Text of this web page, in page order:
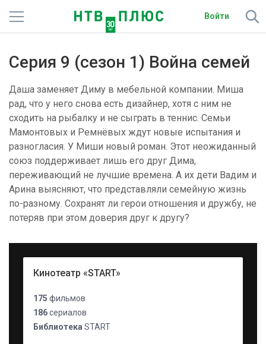
Войти
Фильмы и сериалы
Спорт
Подписки
Радио
Спутниковым абонентам
О сайте
Активировать промокод
Серия 9 (сезон 1) Война семей
Даша заменяет Диму в мебельной компании. Миша
рад, что у него снова есть дизайнер, хотя с ним не
сходить на рыбалку и не сыграть в теннис. Семьи
Мамонтовых и Ремнёвых ждут новые испытания и
разногласия. У Миши новый роман. Этот неожиданный
союз поддерживает лишь его друг Дима,
переживающий не лучшие времена. А их дети Вадим и
Арина выясняют, что представляли семейную жизнь
по-разному. Сохранят ли герои отношения и дружбу, не
потеряв при этом доверия друг к другу?
Кинотеатр «START»
175 фильмов
186сериалов
Библиотека START